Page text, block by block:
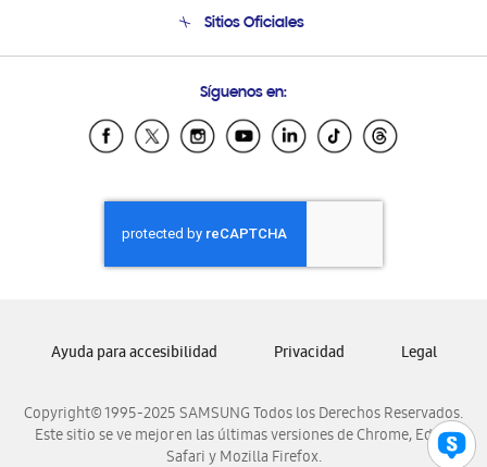
Condiciones de Compra
Soporte vía eMail
Sitios Oficiales
Samsung Ecuador
Samsung El Salvador
Samsung Honduras
Samsung Nicaragua
Samsung Panamá
Samsung Venezuela
Síguenos en:
Copyright© 1995-2025 SAMSUNG Todos los Derechos Reservados.
Este sitio se ve mejor en las últimas versiones de Chrome, Edge,
Safari y Mozilla Firefox.
Ayuda para accesibilidad Privacidad Legal